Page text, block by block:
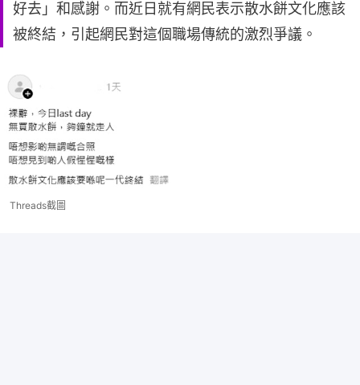
好去」和感謝。而近日就有網民表示散水餅文化應該
被終結，引起網民對這個職場傳統的激烈爭議。
Threads截圖